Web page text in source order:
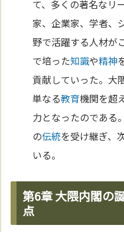
て、多くの著名なリ
家、企業家、学者、
野で活躍する人材が
で培った知識や精神
貢献していった。大
単なる教育機関を超
力となったのである
の伝統を受け継ぎ、
いる。
第6章 大隈内閣の
点